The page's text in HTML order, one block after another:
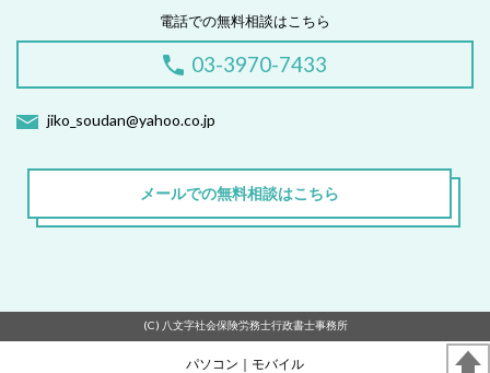
電話での無料相談はこちら
03-3970-7433
jiko_soudan@yahoo.co.jp
メールでの無料相談はこちら
(C) 八文字社会保険労務士行政書士事務所
パソコン ｜モバイル